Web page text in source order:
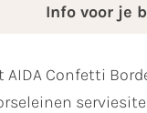
Info voor je
Confetti